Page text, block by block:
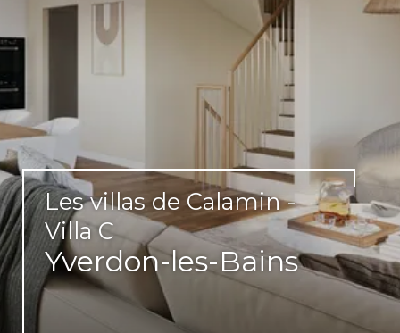
Les villas de Calamin -
Villa C
Yverdon-les-Bains